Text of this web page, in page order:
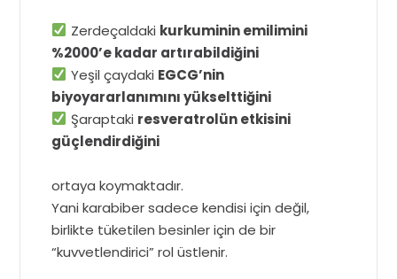
Zerdeçaldaki kurkuminin emilimini
%2000’e kadar artırabildiğini
Yeşil çaydaki EGCG’nin
biyoyararlanımını yükselttiğini
Şaraptaki resveratrolün etkisini
güçlendirdiğini
ortaya koymaktadır.
Yani karabiber sadece kendisi için değil,
birlikte tüketilen besinler için de bir
“kuvvetlendirici” rol üstlenir.